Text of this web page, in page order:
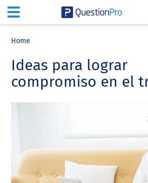
content
sidebar
Home
Ideas para lograr
compromiso en el